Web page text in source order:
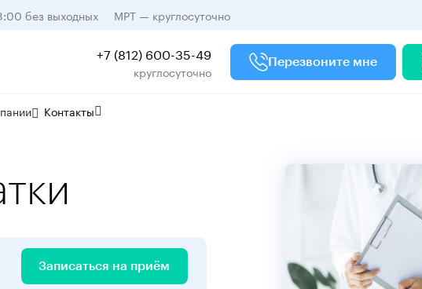
без выходных МРТ — круглосуточно
+7 (812) 600-35-49
круглосуточно
Перезвоните мне
Контакты
Записаться на приём